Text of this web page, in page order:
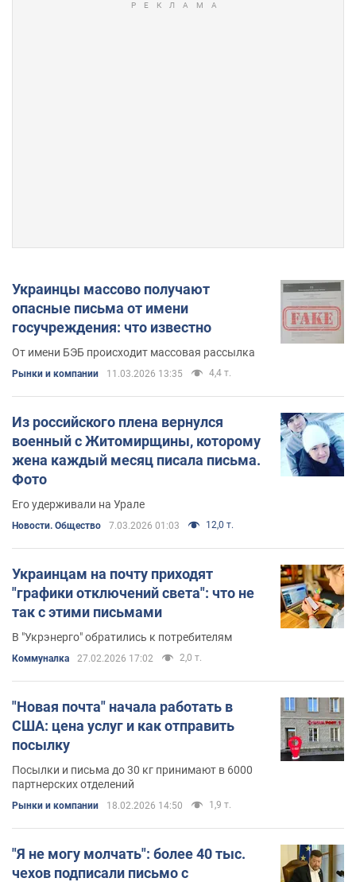
Украинцы массово получают
опасные письма от имени
госучреждения: что известно
От имени БЭБ происходит массовая рассылка
Рынки и компании 11.03.2026 13:35 4,4 т.
Из российского плена вернулся
военный с Житомирщины, которому
жена каждый месяц писала письма.
Фото
Его удерживали на Урале
Новости. Общество 7.03.2026 01:03 12,0 т.
Украинцам на почту приходят
"графики отключений света": что не
так с этими письмами
В "Укрэнерго" обратились к потребителям
Коммуналка 27.02.2026 17:02 2,0 т.
"Новая почта" начала работать в
США: цена услуг и как отправить
посылку
Посылки и письма до 30 кг принимают в 6000
партнерских отделений
Рынки и компании 18.02.2026 14:50 1,9 т.
"Я не могу молчать": более 40 тыс.
чехов подписали письмо с